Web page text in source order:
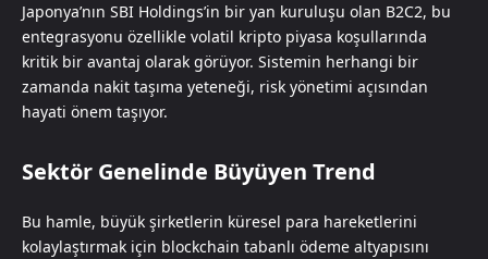
Japonya’nın SBI Holdings’in bir yan kuruluşu olan B2C2, bu
entegrasyonu özellikle volatil kripto piyasa koşullarında
kritik bir avantaj olarak görüyor. Sistemin herhangi bir
zamanda nakit taşıma yeteneği, risk yönetimi açısından
hayati önem taşıyor.
Sektör Genelinde Büyüyen Trend
Bu hamle, büyük şirketlerin küresel para hareketlerini
kolaylaştırmak için blockchain tabanlı ödeme altyapısını